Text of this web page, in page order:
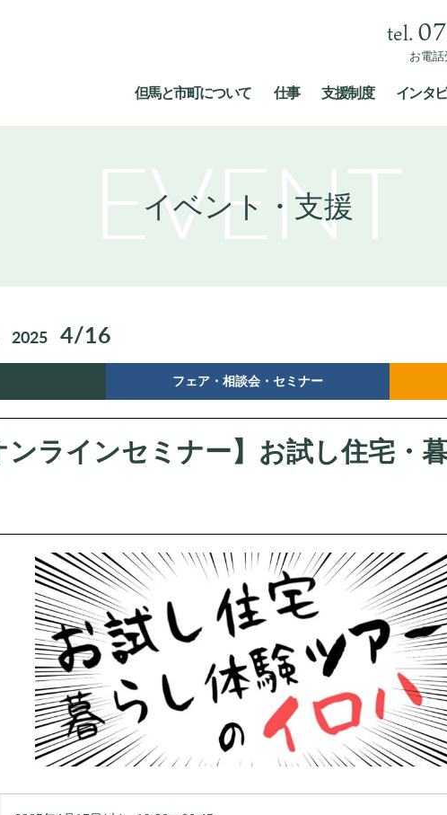
お電
但馬と市町について 仕事 支援制度 インタ
EVENT
イベント・支援
2025 4/16
フェア・相談会・セミナー
ンラインセミナー】お試し住宅・